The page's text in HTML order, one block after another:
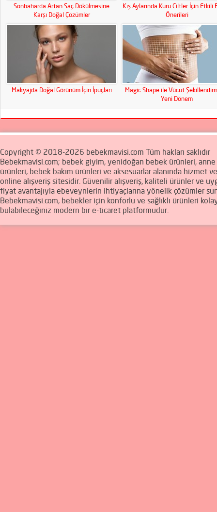
Sonbaharda Artan Saç Dökülmesine
Karşı Doğal Çözümler
Kış Aylarında Kuru Ciltler İçin Etkili
Önerileri
Makyajda Doğal Görünüm İçin İpuçları
Magic Shape ile Vücut
Yeni Dönem
Copyright © 2018-2026 bebekmavisi.com Tüm hakları saklıdır
Bebekmavisi.com; bebek giyim, yenidoğan bebek ürünleri,
ürünleri, bebek bakım ürünleri ve aksesuarlar alanında hizmet
online alışveriş sitesidir. Güvenilir alışveriş, kaliteli ürünler ve
fiyat avantajıyla ebeveynlerin ihtiyaçlarına yönelik çözümler
Bebekmavisi.com, bebekler için konforlu ve sağlıklı ürünleri
bulabileceğiniz modern bir e-ticaret platformudur.